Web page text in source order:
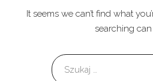
It seems we can’t find what
searching